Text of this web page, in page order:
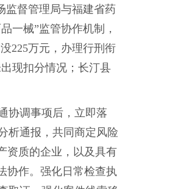
督管理局与福建省药
一械”监管协作机制，
225万元，办理行刑衔
现扣分情况；长汀县
协调事项后，立即落
析通报，共同商定风险
资质的企业，以及具有
协作。强化日常检查执